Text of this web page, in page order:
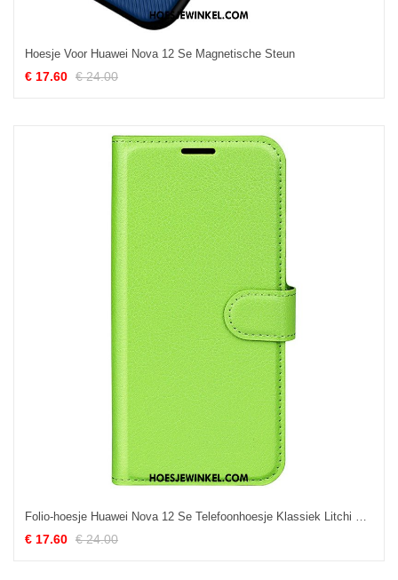
Hoesje Voor Huawei Nova 12 Se Magnetische Steun
€ 17.60 € 24.00
Folio-hoesje Huawei Nova 12 Se Telefoonhoesje Klassiek Litchi Kunstleer
€ 17.60 € 24.00